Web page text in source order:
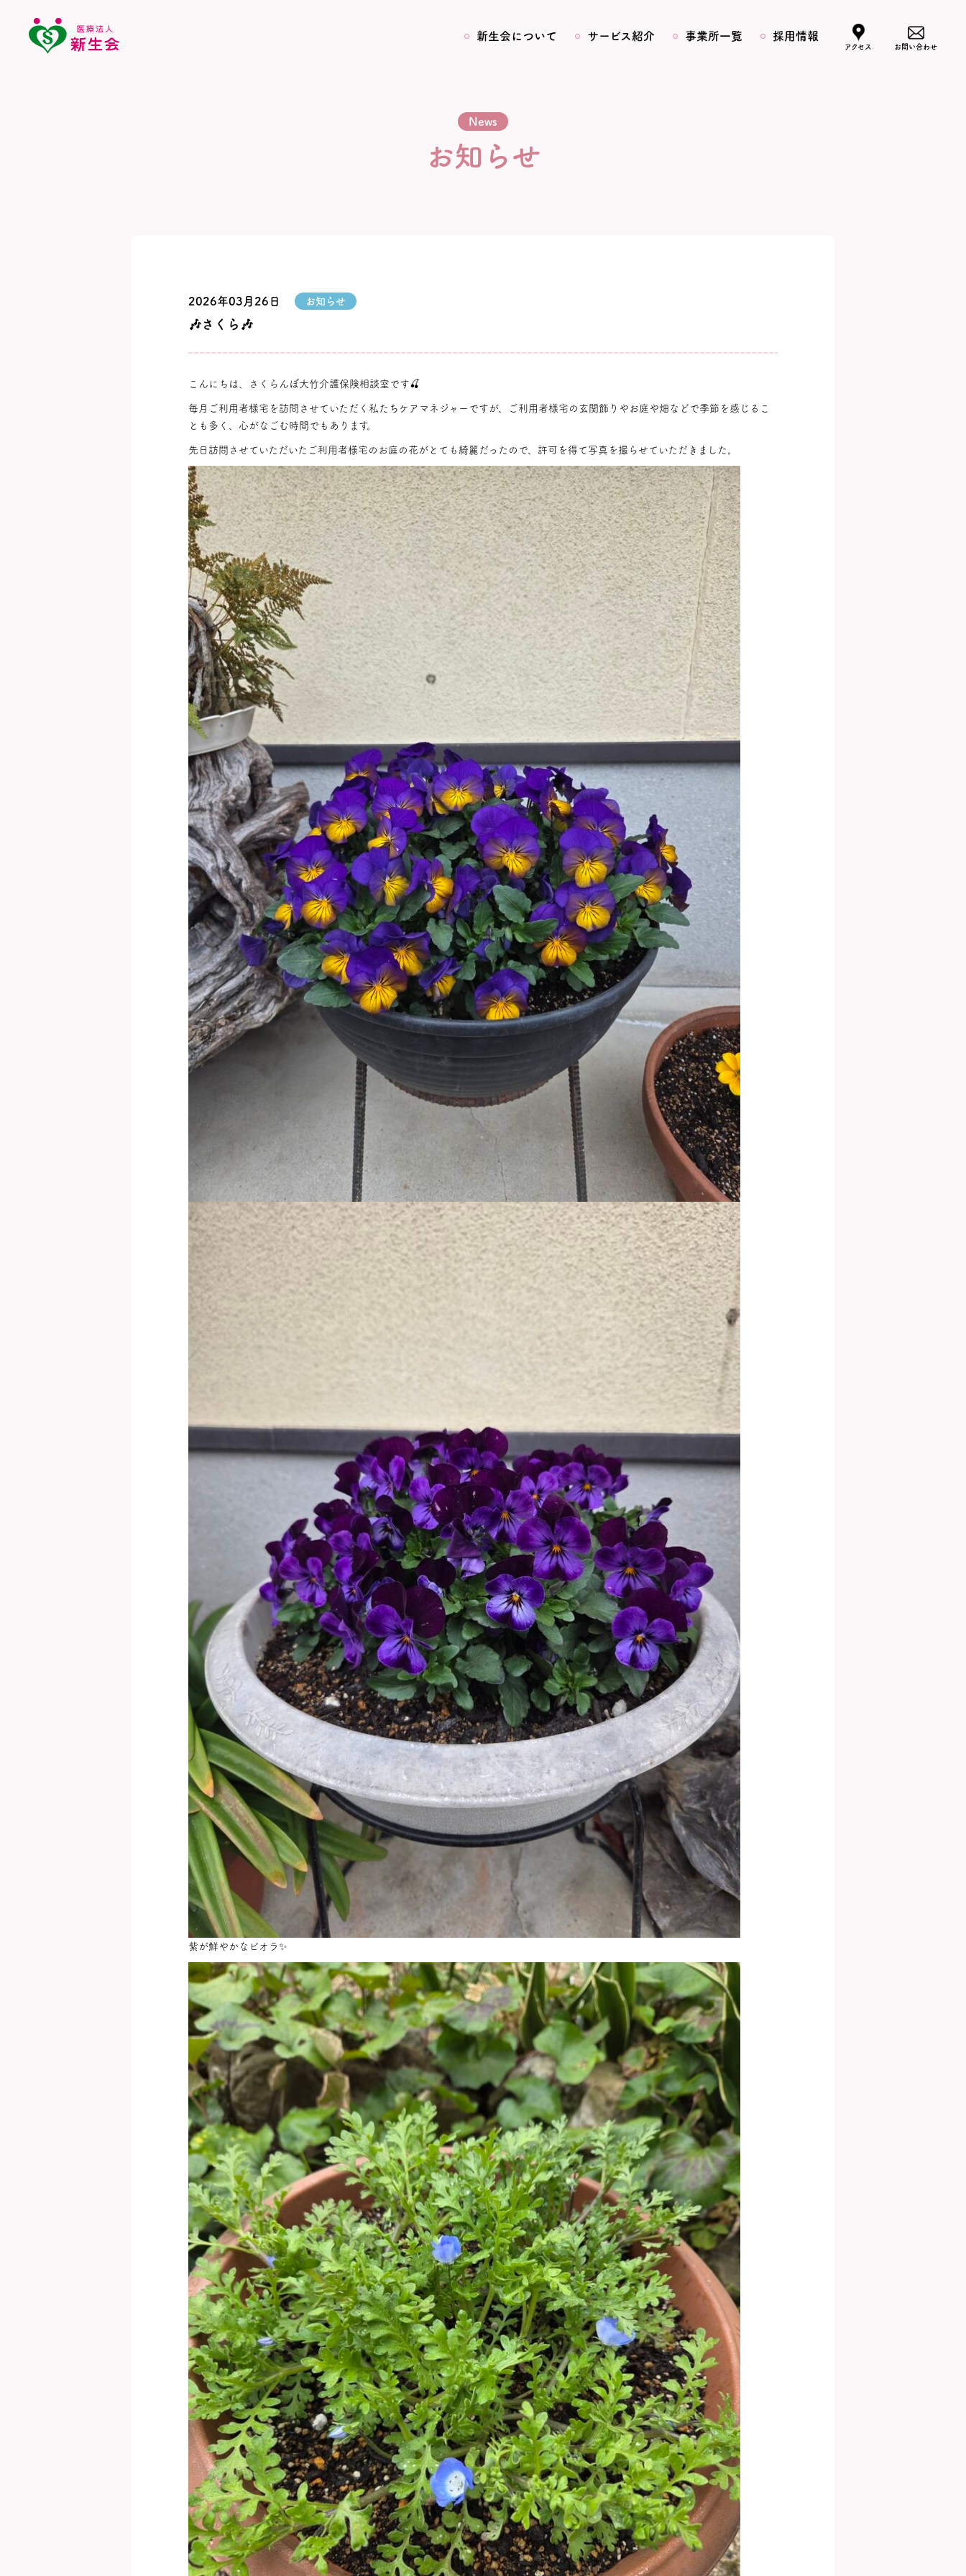
新生会について サービス紹介 事業所一覧 採用情報
アクセス お問い合わせ
News
お知らせ
2026年03月26日 お知らせ
🎶さくら🎶
こんにちは、さくらんぼ大竹介護保険相談室です🍒
毎月ご利用者様宅を訪問させていただく私たちケアマネジャーですが、ご利用者様宅の玄関飾りやお庭や畑などで季節を感じるこ
とも多く、心がなごむ時間でもあります。
先日訪問させていただいたご利用者様宅のお庭の花がとても綺麗だったので、許可を得て写真を撮らせていただきました。
紫が鮮やかなビオラ✨